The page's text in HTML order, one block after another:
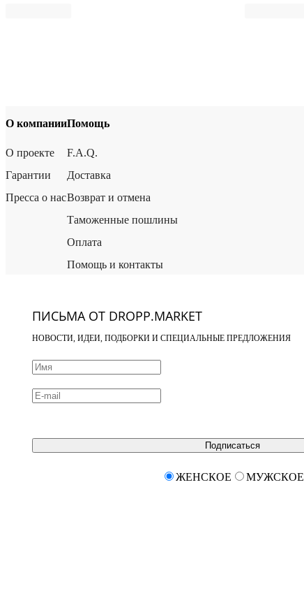
О компании
О проекте
Гарантии
Пресса о нас
Помощь
F.A.Q.
Доставка
Возврат и отмена
Таможенные пошлины
Оплата
Помощь и контакты
ПИСЬМА ОТ DROPP.MARKET
НОВОСТИ, ИДЕИ, ПОДБОРКИ И СПЕЦИАЛЬНЫЕ ПРЕДЛОЖЕНИЯ
Подписаться
ЖЕНСКОЕ МУЖСКОЕ